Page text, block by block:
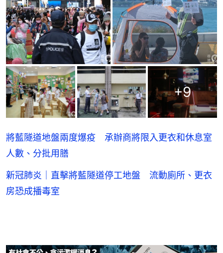
+9
將藍隧道地盤兩度爆疫 承辦商將限入更衣和休息室
人數、分批用膳
新冠肺炎｜直擊將藍隧道停工地盤 流動廁所、更衣
房恐成播毒室